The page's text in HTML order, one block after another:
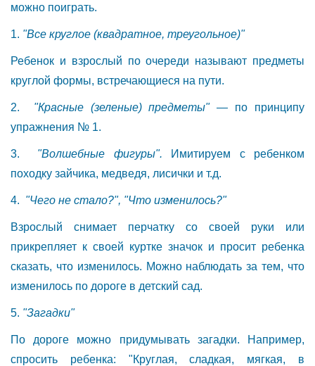
можно поиграть.
1. "Все круглое (квадратное, треугольное)"
Ребенок и взрослый по очереди называют предметы
круглой формы, встречающиеся на пути.
2. "Красные (зеленые) предметы"— по принципу
упражнения № 1.
3. "Волшебные фигуры".
Имитируем с ребенком
походку зайчика, медведя, лисички и т.д.
4. "Чего не стало?", "Что изменилось?"
Взрослый снимает перчатку со своей руки или
прикрепляет к своей куртке значок и просит ребенка
сказать, что изменилось. Можно наблюдать за тем, что
изменилось по дороге в детский сад.
5. "Загадки"
По дороге можно придумывать загадки. Например,
спросить ребенка: "Круглая, сладкая, мягкая, в